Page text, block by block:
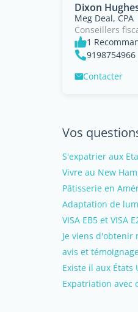
Dixon
Meg Deal, CPA
Conseillers
1
9198754966
Contacter
Vos
S'expatrier aux
Vivre au New
Pâtisserie en
Adaptation de
VISA EB5 et VISA
Je viens d'obtenir
avis et
Existe il aux États
Expatriation avec